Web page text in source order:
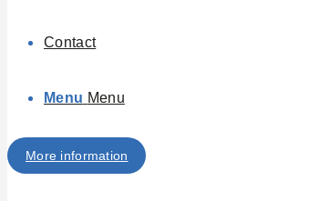
Contact
Menu Menu
More information